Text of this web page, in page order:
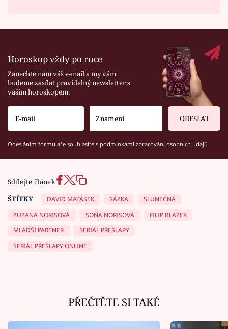
Horoskop vždy po ruce
Zanechte nám váš e-mail a my vám
budeme zasílat pravidelný newsletter s
vaším horoskopem.
ODESLAT
Odesláním formuláře souhlasíte s podmínkami zpracování osobních údajů
Sdílejte článek
ŠTÍTKY
DAVID MATÁSEK SÁZKA
SLUNEČNÁ
ZUZANA NORISOVÁ
SOŇA NORISOVÁ
FILIP BLAŽEK
MLADŠÍ PARTNER
SERIÁL PŘEŠLAPY
SERIÁL PŘEŠLAPY ONLINE
PŘEČTĚTE SI TAKÉ